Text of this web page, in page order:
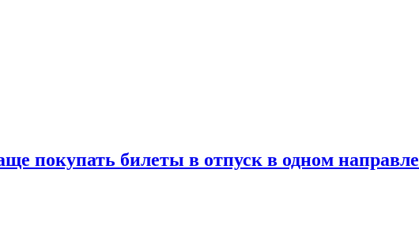
покупать билеты в отпуск в одном